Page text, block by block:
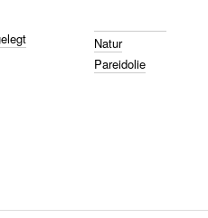
Natur
Pareidolie